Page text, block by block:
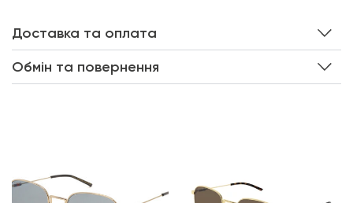
Доставка та оплата
Обмін та повернення
Інші кольори